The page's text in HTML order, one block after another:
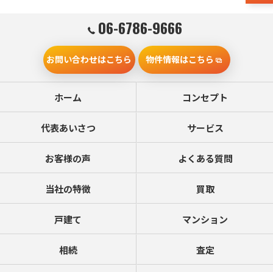
06-6786-9666
お問い合わせはこちら 物件情報はこちら
ホーム コンセプト
代表あいさつ サービス
お客様の声 よくある質問
当社の特徴 買取
戸建て マンション
相続 査定